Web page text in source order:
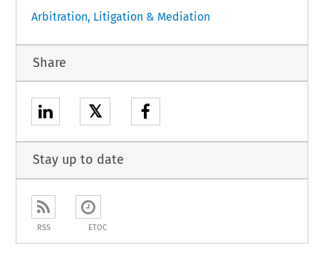
Arbitration, Litigation & Mediation
Share
𝕏
Stay up to date
RSS ETOC